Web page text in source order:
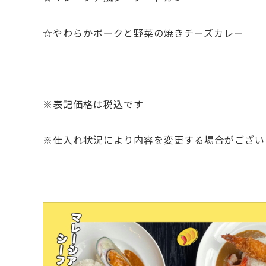
☆やわらかポークと野菜の焼きチーズカレー
※表記価格は税込です
※仕入れ状況により内容を変更する場合がござ